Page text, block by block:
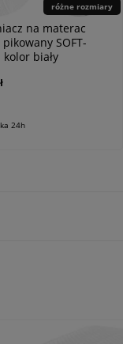
różne rozmiary
na materac
SOFT-
kolor biały
24h